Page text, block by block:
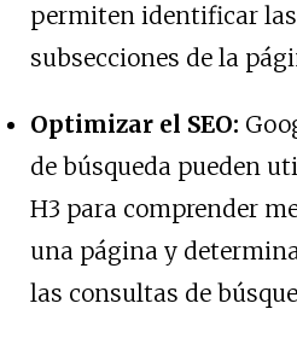
permiten identificar
subsecciones de la
Optimizar el SEO:
de búsqueda pueden
H3 para comprender
una página y
las consultas de